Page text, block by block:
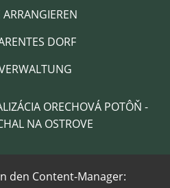
DORF
ORECHOVÁ POTÔŇ -
NA OSTROVE
den Content-Manager: